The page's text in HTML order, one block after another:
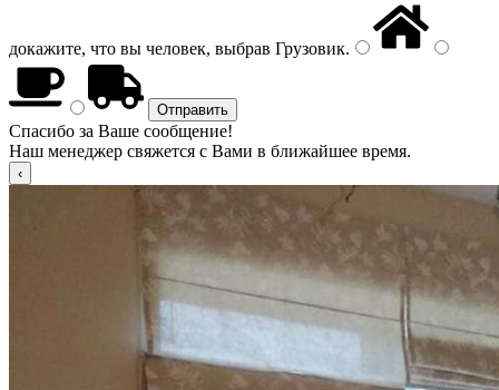
докажите, что вы человек, выбрав Грузовик.
Спасибо за Ваше сообщение!
Наш менеджер свяжется с Вами в ближайшее время.